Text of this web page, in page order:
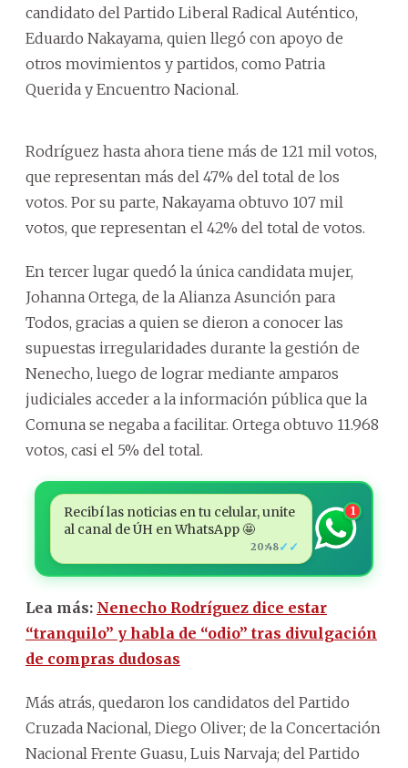
candidato del Partido Liberal Radical Auténtico,
Eduardo Nakayama, quien llegó con apoyo de
otros movimientos y partidos, como Patria
Querida y Encuentro Nacional.
Rodríguez hasta ahora tiene más de 121 mil votos,
que representan más del 47% del total de los
votos. Por su parte, Nakayama obtuvo 107 mil
votos, que representan el 42% del total de votos.
En tercer lugar quedó la única candidata mujer,
Johanna Ortega, de la Alianza Asunción para
Todos, gracias a quien se dieron a conocer las
supuestas irregularidades durante la gestión de
Nenecho, luego de lograr mediante amparos
judiciales acceder a la información pública que la
Comuna se negaba a facilitar. Ortega obtuvo 11.968
votos, casi el 5% del total.
Recibí las noticias en tu celular, unite
al canal de ÚH en WhatsApp 🤩
20:48✓✓
1
Lea más: Nenecho Rodríguez dice estar
“tranquilo” y habla de “odio” tras divulgación
de compras dudosas
Más atrás, quedaron los candidatos del Partido
Cruzada Nacional, Diego Oliver; de la Concertación
Nacional Frente Guasu, Luis Narvaja; del Partido